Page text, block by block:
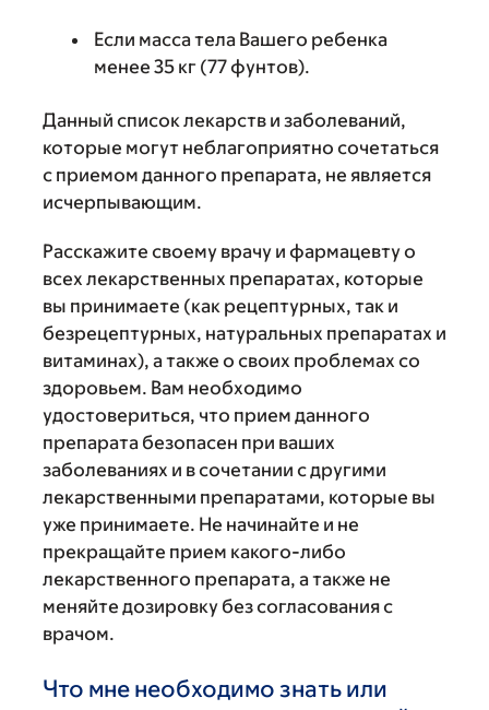
Если масса тела Вашего ребенка
менее 35 кг (77 фунтов).
Данный список лекарств и заболеваний,
которые могут неблагоприятно сочетаться
с приемом данного препарата, не является
исчерпывающим.
Расскажите своему врачу и фармацевту о
всех лекарственных препаратах, которые
вы принимаете (как рецептурных, так и
безрецептурных, натуральных препаратах и
витаминах), а также о своих проблемах со
здоровьем. Вам необходимо
удостовериться, что прием данного
препарата безопасен при ваших
заболеваниях и в сочетании с другими
лекарственными препаратами, которые вы
уже принимаете. Не начинайте и не
прекращайте прием какого-либо
лекарственного препарата, а также не
меняйте дозировку без согласования с
врачом.
Что мне необходимо знать или